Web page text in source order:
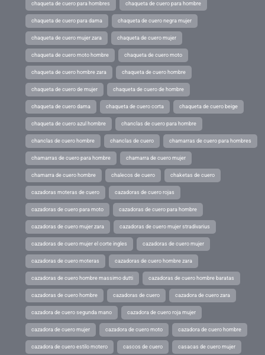
chaqueta de cuero para hombres chaqueta de cuero para hombre
chaqueta de cuero para dama chaqueta de cuero negra mujer
chaqueta de cuero mujer zara chaqueta de cuero mujer
chaqueta de cuero moto hombre chaqueta de cuero moto
chaqueta de cuero hombre zara chaqueta de cuero hombre
chaqueta de cuero de mujer chaqueta de cuero de hombre
chaqueta de cuero dama chaqueta de cuero corta chaqueta de cuero beige
chaqueta de cuero azul hombre chanclas de cuero para hombre
chanclas de cuero hombre chanclas de cuero chamarras de cuero para hombres
chamarras de cuero para hombre chamarra de cuero mujer
chamarra de cuero hombre chalecos de cuero chaketas de cuero
cazadoras moteras de cuero cazadoras de cuero rojas
cazadoras de cuero para moto cazadoras de cuero para hombre
cazadoras de cuero mujer zara cazadoras de cuero mujer stradivarius
cazadoras de cuero mujer el corte ingles cazadoras de cuero mujer
cazadoras de cuero moteras cazadoras de cuero hombre zara
cazadoras de cuero hombre massimo dutti cazadoras de cuero hombre baratas
cazadoras de cuero hombre cazadoras de cuero cazadora de cuero zara
cazadora de cuero segunda mano cazadora de cuero roja mujer
cazadora de cuero mujer cazadora de cuero moto cazadora de cuero hombre
cazadora de cuero estilo motero cascos de cuero casacas de cuero mujer